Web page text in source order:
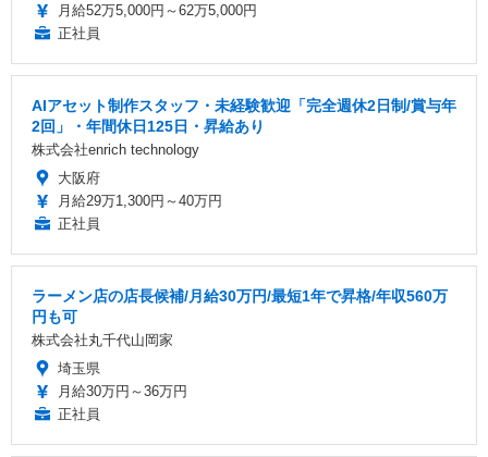
月給52万5,000円～62万5,000円
正社員
AIアセット制作スタッフ・未経験歓迎「完全週休2日制/賞与年
2回」・年間休日125日・昇給あり
株式会社enrich technology
大阪府
月給29万1,300円～40万円
正社員
ラーメン店の店長候補/月給30万円/最短1年で昇格/年収560万
円も可
株式会社丸千代山岡家
埼玉県
月給30万円～36万円
正社員